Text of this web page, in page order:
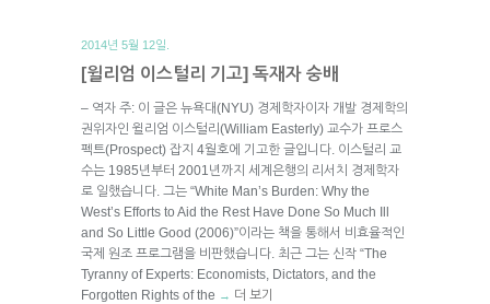
2014년 5월 12일.
[윌리엄 이스털리 기고] 독재자 숭배
– 역자 주: 이 글은 뉴욕대(NYU) 경제학자이자 개발 경제학의
권위자인 윌리엄 이스털리(William Easterly) 교수가 프로스
펙트(Prospect) 잡지 4월호에 기고한 글입니다. 이스털리 교
수는 1985년부터 2001년까지 세계은행의 리서치 경제학자
로 일했습니다. 그는 “White Man’s Burden: Why the
West’s Efforts to Aid the Rest Have Done So Much Ill
and So Little Good (2006)”이라는 책을 통해서 비효율적인
국제 원조 프로그램을 비판했습니다. 최근 그는 신작 “The
Tyranny of Experts: Economists, Dictators, and the
Forgotten Rights of the → 더 보기